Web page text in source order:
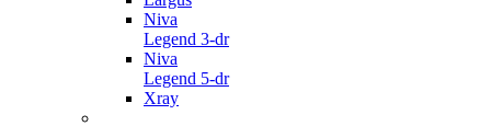
Niva
Legend 3-dr
Niva
Legend 5-dr
Xray